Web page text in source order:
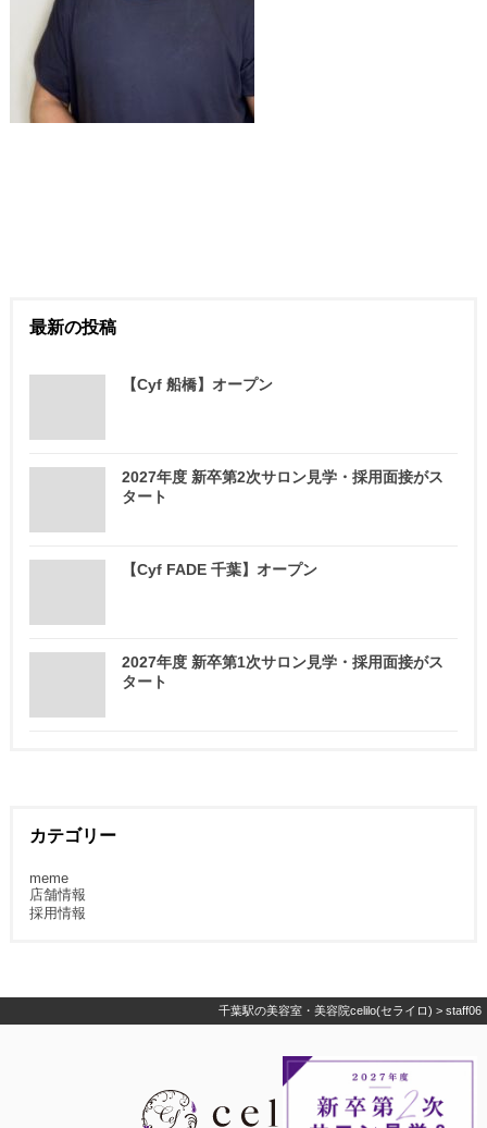
最新の投稿
【Cyf 船橋】オープン
2027年度 新卒第2次サロン見学・採用面接がス
タート
【Cyf FADE 千葉】オープン
2027年度 新卒第1次サロン見学・採用面接がス
タート
カテゴリー
meme
店舗情報
採用情報
千葉駅の美容室・美容院celilo(セライロ) > staff06